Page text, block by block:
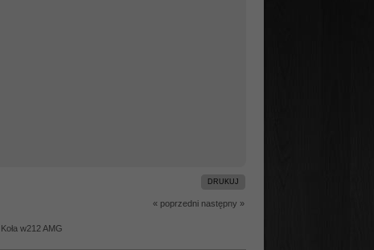
DRUKUJ
« poprzedni następny »
Koła w212 AMG